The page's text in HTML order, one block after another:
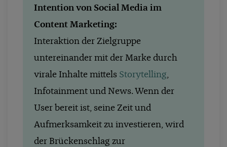
Intention von Social Media im
Content Marketing:
Interaktion der Zielgruppe
untereinander mit der Marke durch
virale Inhalte mittels Storytelling,
Infotainment und News. Wenn der
User bereit ist, seine Zeit und
Aufmerksamkeit zu investieren, wird
der Brückenschlag zur